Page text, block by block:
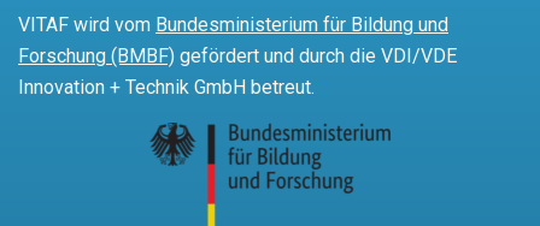
VITAF wird vom Bundesministerium für Bildung und
Forschung (BMBF) gefördert und durch die VDI/VDE
Innovation + Technik GmbH betreut.